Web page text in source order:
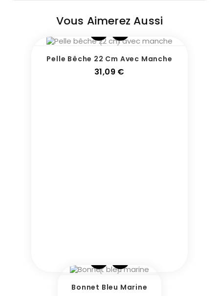
Vous Aimerez Aussi
Pelle Bêche 22 Cm Avec Manche
31,09 €
Bonnet Bleu Marine